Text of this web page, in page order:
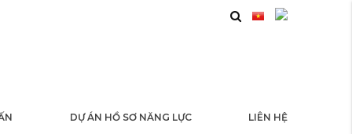
DỰ ÁN HỒ SƠ NĂNG LỰC LIÊN HỆ